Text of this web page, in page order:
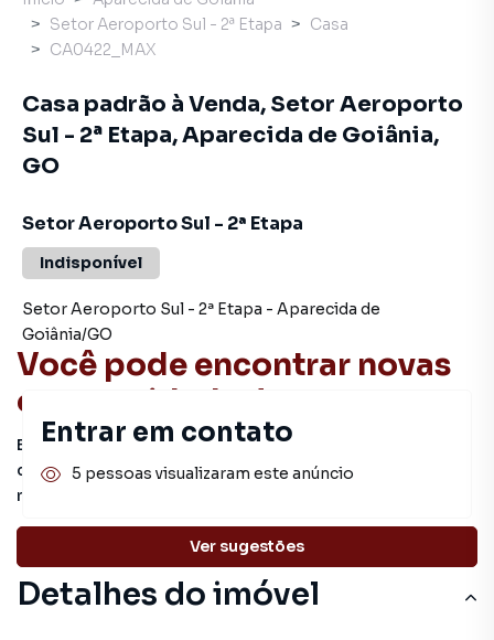
Você pode encontrar novas
oportunidades!
Este imóvel não está mais disponível, mas você pode
conferir outros em nosso site ou deixar seu contato para
receber mais informações.
Ver sugestões
Detalhes do imóvel
Setor Aeroporto Sul - 2ª Etapa
Casa
CA0422_MAX
Casa padrão à Venda, Setor Aeroporto
Sul - 2ª Etapa, Aparecida de Goiânia,
GO
Setor Aeroporto Sul - 2ª Etapa
Indisponível
Setor Aeroporto Sul - 2ª Etapa - Aparecida de
Goiânia/GO
Entrar em contato
5 pessoas visualizaram este anúncio